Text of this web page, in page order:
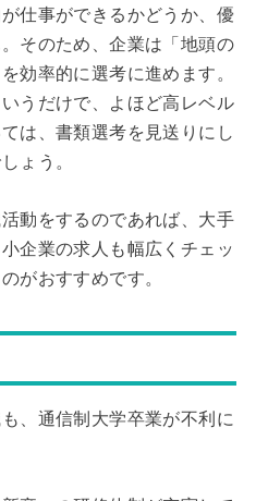
仕事ができるかどうか、優
そのため、企業は「地頭の
効率的に選考に進めます。
うだけで、よほど高レベル
は、書類選考を見送りにし
ょう。
動をするのであれば、大手
企業の求人も幅広くチェッ
がおすすめです。
、通信制大学卒業が不利に